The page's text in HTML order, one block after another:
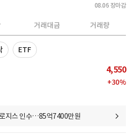
08.06 장마감
거래대금 거래량
ETF
4,550
+30%
지스 인수…85억7400만원